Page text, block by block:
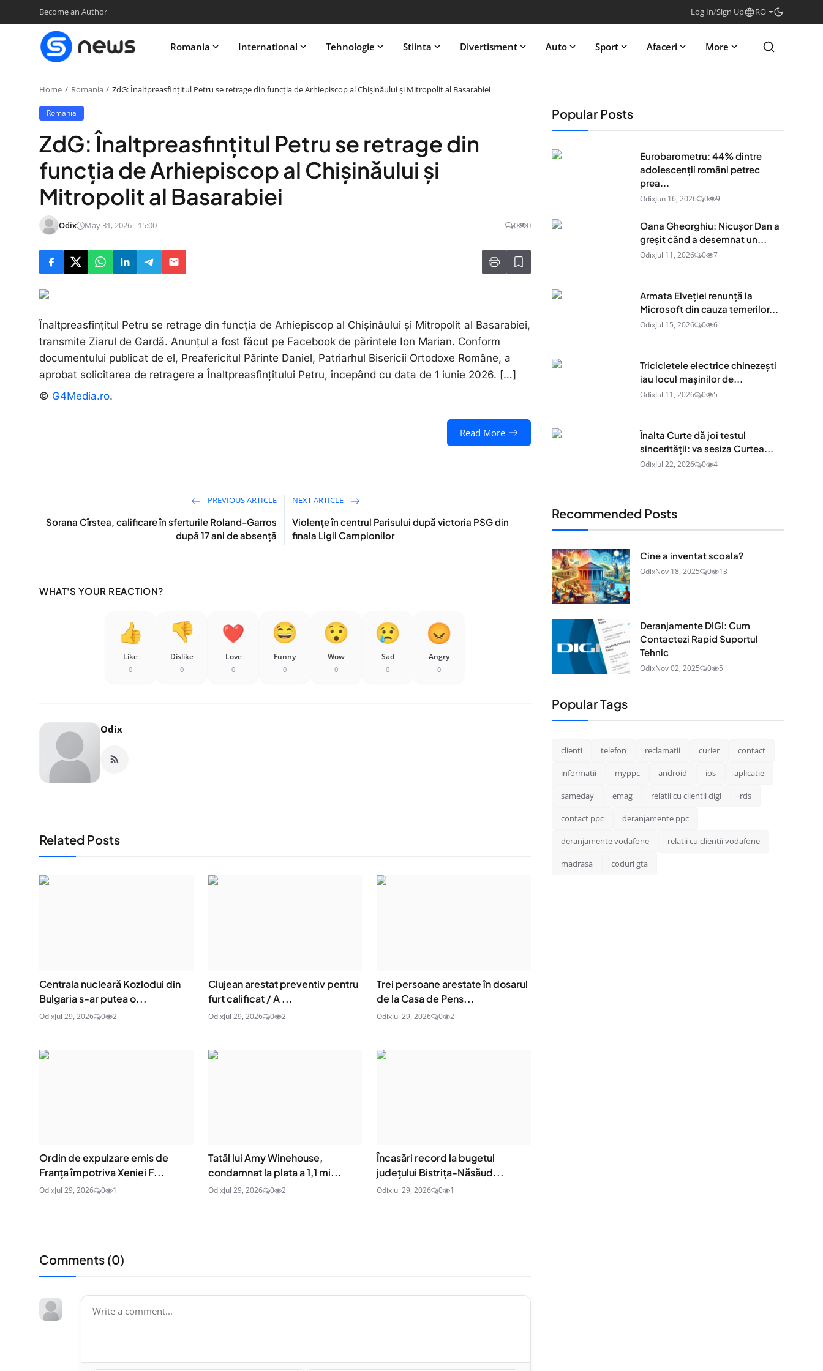
Become an Author Log In/Sign Up RO
Romania International Tehnologie Stiinta Divertisment Auto Sport Afaceri More
Home Romania ZdG: Înaltpreasfințitul Petru se retrage din funcția de Arhiepiscop al Chișinăului și Mitropolit al Basarabiei
Romania
ZdG: Înaltpreasfințitul Petru se retrage din
funcția de Arhiepiscop al Chișinăului și
Mitropolit al Basarabiei
Odix May 31, 2026 - 15:00 0 0
Înaltpreasfințitul Petru se retrage din funcția de Arhiepiscop al Chișinăului și Mitropolit al Basarabiei,
transmite Ziarul de Gardă. Anunțul a fost făcut pe Facebook de părintele Ion Marian. Conform
documentului publicat de el, Preafericitul Părinte Daniel, Patriarhul Bisericii Ortodoxe Române, a
aprobat solicitarea de retragere a Înaltpreasfințitului Petru, începând cu data de 1 iunie 2026. […]
© G4Media.ro.
Read More
PREVIOUS ARTICLE
Sorana Cîrstea, calificare în sferturile Roland-Garros
după 17 ani de absență
NEXT ARTICLE
Violențe în centrul Parisului după victoria PSG din
finala Ligii Campionilor
WHAT'S YOUR REACTION?
Like
0
Dislike
0
Love
0
Funny
0
Wow
0
Sad
0
Angry
0
Odix
Related Posts
Centrala nucleară Kozlodui din
Bulgaria s-ar putea o...
OdixJul 29, 2026 0 2
Clujean arestat preventiv pentru
furt calificat / A ...
OdixJul 29, 2026 0 2
Trei persoane arestate în dosarul
de la Casa de Pens...
OdixJul 29, 2026 0 2
Ordin de expulzare emis de
Franța împotriva Xeniei F...
OdixJul 29, 2026 0 1
Tatăl lui Amy Winehouse,
condamnat la plata a 1,1 mi...
OdixJul 29, 2026 0 2
Încasări record la bugetul
județului Bistrița-Năsăud...
OdixJul 29, 2026 0 1
Comments (0)
Popular Posts
Eurobarometru: 44% dintre
adolescenţii români petrec
prea...
OdixJun 16, 2026 0 9
Oana Gheorghiu: Nicușor Dan a
greșit când a desemnat un...
OdixJul 11, 2026 0 7
Armata Elveției renunță la
Microsoft din cauza temerilor...
OdixJul 15, 2026 0 6
Tricicletele electrice chinezești
iau locul mașinilor de...
OdixJul 11, 2026 0 5
Înalta Curte dă joi testul
sincerității: va sesiza Curtea...
OdixJul 22, 2026 0 4
Recommended Posts
Cine a inventat scoala?
OdixNov 18, 2025 0 13
Deranjamente DIGI: Cum
Contactezi Rapid Suportul
Tehnic
OdixNov 02, 2025 0 5
Popular Tags
clienti telefon reclamatii curier contact
informatii myppc android ios aplicatie
sameday emag relatii cu clientii digi rds
contact ppc deranjamente ppc
deranjamente vodafone relatii cu clientii vodafone
madrasa coduri gta